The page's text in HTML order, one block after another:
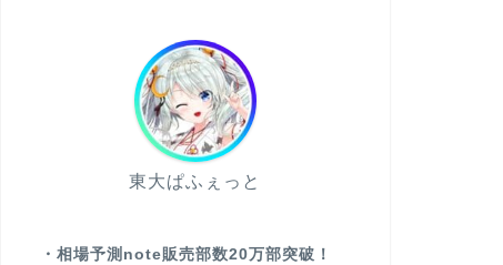
東大ぱふぇっと
・相場予測note販売部数20万部突破！